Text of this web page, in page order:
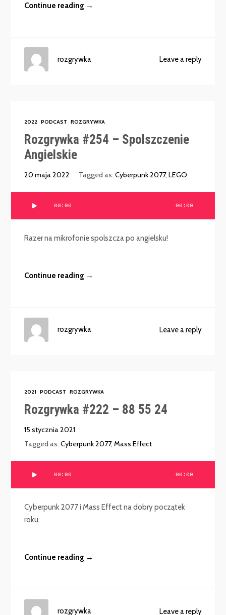
Continue reading →
Leave a reply
rozgrywka
2022 PODCAST ROZGRYWKA
Rozgrywka #254 – Spolszczenie
Angielskie
20 maja 2022 Tagged as:Cyberpunk 2077,LEGO
00:00 00:00
Razer na mikrofonie spolszcza po angielsku!
Continue reading →
Leave a reply
rozgrywka
2021 PODCAST ROZGRYWKA
Rozgrywka #222 – 88 55 24
15 stycznia 2021
Tagged as:Cyberpunk 2077,Mass Effect
00:00 00:00
Cyberpunk 2077 i Mass Effect na dobry początek
roku.
Continue reading →
Leave a reply
rozgrywka